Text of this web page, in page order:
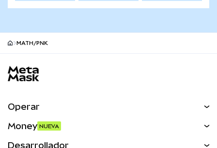
MATH/PNK
Operar
Money NUEVA
Desarrollador